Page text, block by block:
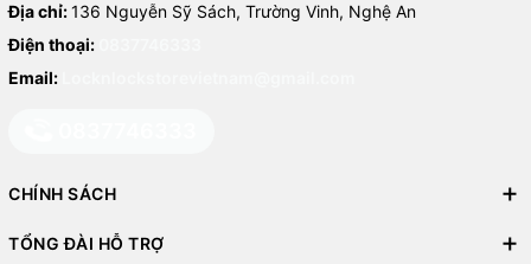
Địa chỉ:136 Nguyễn Sỹ Sách, Trường Vinh, Nghệ An
Điện thoại:
Email:
CHÍNH SÁCH
TỔNG ĐÀI HỖ TRỢ